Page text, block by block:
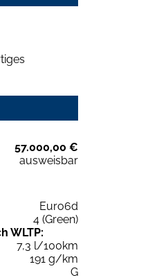
57.000,00 €
ausweisbar
Euro6d
4 (Green)
WLTP:
7,3 l/100km
191 g/km
G